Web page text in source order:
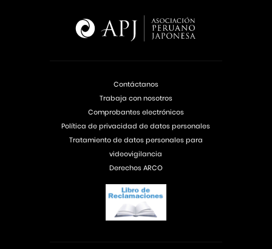
Contáctanos
Trabaja con nosotros
Comprobantes electrónicos
Política de privacidad de datos personales
Tratamiento de datos personales para
videovigilancia
Derechos ARCO